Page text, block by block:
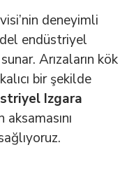
deneyimli
endüstriyel
Arızaların kök
bir şekilde
Izgara